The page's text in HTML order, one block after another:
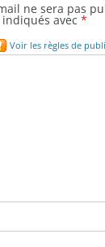
ne sera pas
avec *
Voir les règles de